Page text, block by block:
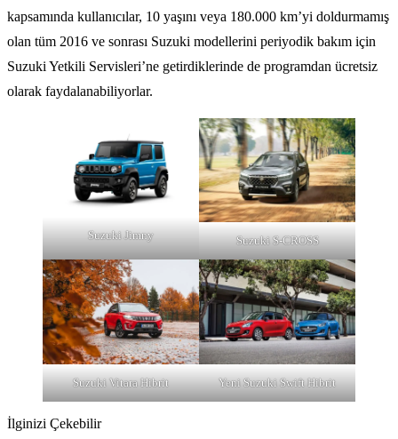
kapsamında kullanıcılar, 10 yaşını veya 180.000 km’yi doldurmamış
olan tüm 2016 ve sonrası Suzuki modellerini periyodik bakım için
Suzuki Yetkili Servisleri’ne getirdiklerinde de programdan ücretsiz
olarak faydalanabiliyorlar.
Suzuki Jimny Suzuki S-CROSS
Suzuki Vitara Hibrit Yeni Suzuki Swift Hibrit
İlginizi Çekebilir